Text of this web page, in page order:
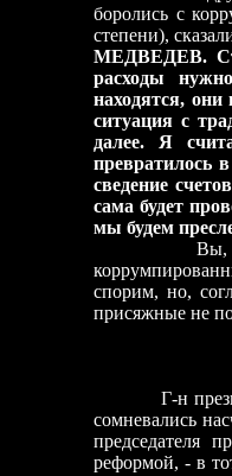
боролись с
степени),
МЕДВЕДЕВ.
расходы
находятся,
ситуация с
далее. Я
превратилось
сведение
сама будет
мы будем
Вы, г-н
спорим, но,
присяжные не
Г-н
сомневались
председателя
реформой, - в